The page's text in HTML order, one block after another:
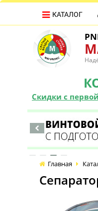
Скидки с
КАТАЛОГ
Главная